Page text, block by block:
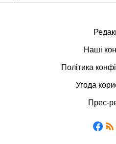
Наші
Політика
Угода
Прес-